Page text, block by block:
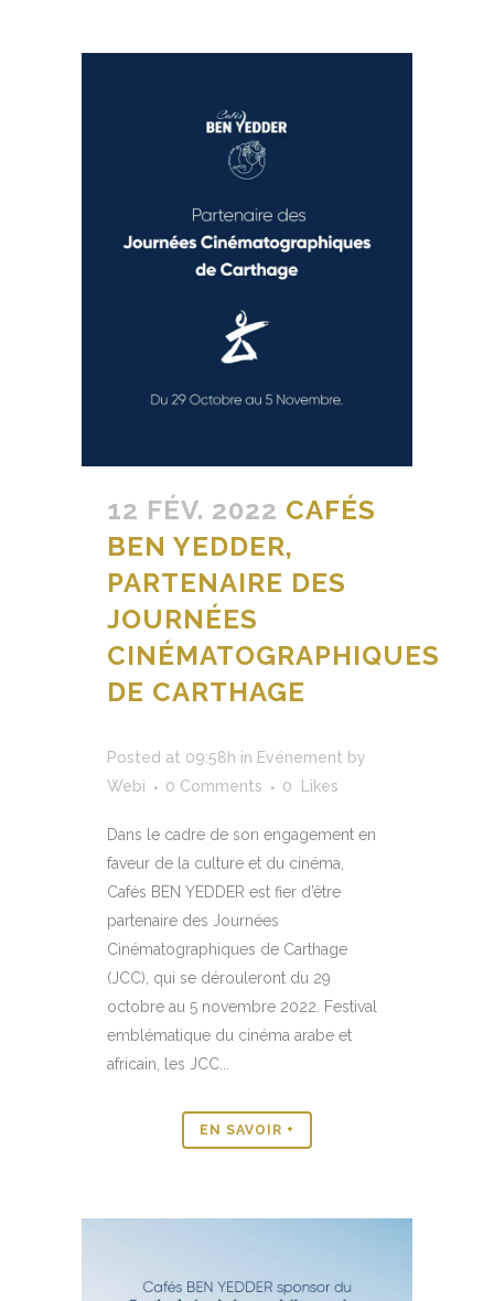
12 FÉV. 2022 CAFÉS
BEN YEDDER,
PARTENAIRE DES
JOURNÉES
CINÉMATOGRAPHIQUES
DE CARTHAGE
Posted at 09:58h in Evénement by
Webi
0 Comments 0 Likes
Dans le cadre de son engagement en
faveur de la culture et du cinéma,
Cafés BEN YEDDER est fier d’être
partenaire des Journées
Cinématographiques de Carthage
(JCC), qui se dérouleront du 29
octobre au 5 novembre 2022. Festival
emblématique du cinéma arabe et
africain, les JCC...
EN SAVOIR +